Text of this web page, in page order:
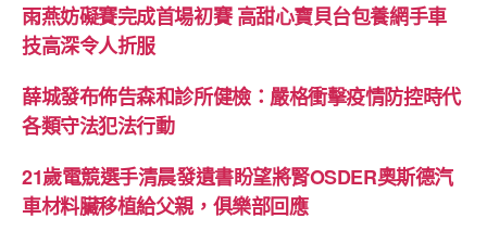
雨燕妨礙賽完成首場初賽 高甜心寶貝台包養網手車
技高深令人折服
薛城發布佈告森和診所健檢：嚴格衝擊疫情防控時代
各類守法犯法行動
21歲電競選手清晨發遺書盼望將腎OSDER奧斯德汽
車材料臟移植給父親，俱樂部回應